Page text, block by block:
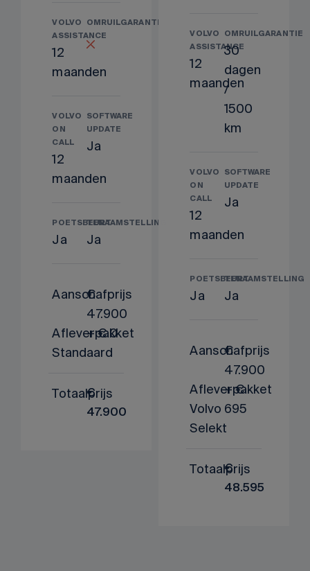
VOLVO
ASSISTANCE
12
maanden
OMRUILGARANTIE
VOLVO
ON
CALL
12
maanden
SOFTWARE
UPDATE
Ja
POETSBEURT
Ja
TENAAMSTELLING
Ja
Aanschafprijs
€
47.900
Afleverpakket
Standaard
+ € 0
Totaalprijs
€
47.900
VOLVO
ASSISTANCE
12
maanden
OMRUILGARANTIE
30
dagen
/
1500
km
VOLVO
ON
CALL
12
maanden
SOFTWARE
UPDATE
Ja
POETSBEURT
Ja
TENAAMSTELLING
Ja
Aanschafprijs
€
47.900
Afleverpakket
Volvo
Selekt
+ €
695
Totaalprijs
€
48.595